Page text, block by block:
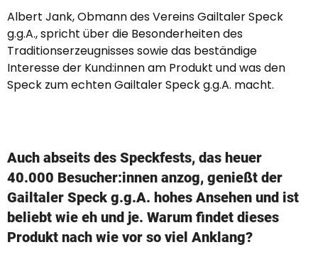
Albert Jank, Obmann des Vereins Gailtaler Speck
g.g.A., spricht über die Besonderheiten des
Traditionserzeugnisses sowie das beständige
Interesse der Kund:innen am Produkt und was den
Speck zum echten Gailtaler Speck g.g.A. macht.
Auch abseits des Speckfests, das heuer
40.000 Besucher:innen anzog, genießt der
Gailtaler Speck g.g.A. hohes Ansehen und ist
beliebt wie eh und je. Warum findet dieses
Produkt nach wie vor so viel Anklang?